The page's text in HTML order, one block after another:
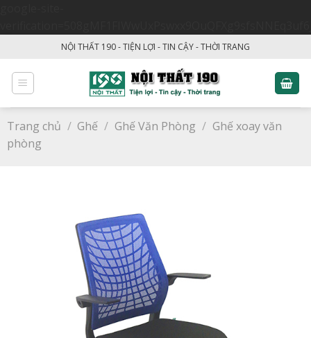
content
NỘI THẤT 190 - TIỆN LỢI - TIN CẬY - THỜI TRANG
Trang chủ / Ghế / Ghế Văn Phòng / Ghế xoay văn
phòng